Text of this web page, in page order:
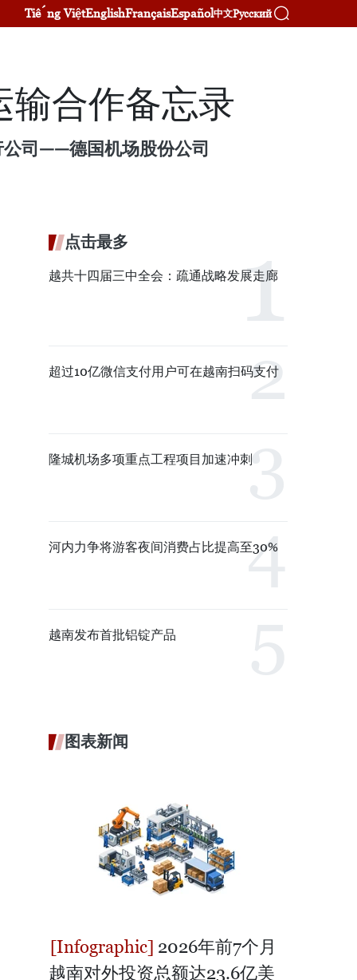
Tiếng ViệtEnglishFrançaisEspañol中文Русский
输合作备忘录
公司——德国机场股份公司
点击最多
越共十四届三中全会：疏通战略发展走廊
超过10亿微信支付用户可在越南扫码支付
隆城机场多项重点工程项目加速冲刺
河内力争将游客夜间消费占比提高至30%
越南发布首批铝锭产品
图表新闻
2026年前7个月
越南对外投资总额达23.6亿美